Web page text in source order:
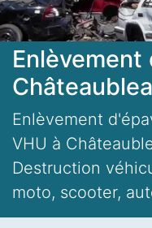
Enlèvement
VHU à
Destruction
moto, scooter,